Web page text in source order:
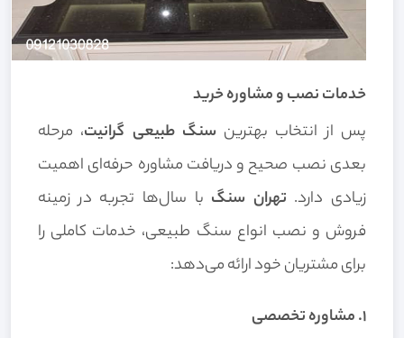
خدمات نصب و مشاوره خرید
پس از انتخاب بهترین سنگ طبیعی گرانیت، مرحله
بعدی نصب صحیح و دریافت مشاوره حرفه‌ای اهمیت
زیادی دارد. تهران سنگ با سال‌ها تجربه در زمینه
فروش و نصب انواع سنگ طبیعی، خدمات کاملی را
برای مشتریان خود ارائه می‌دهد:
۱. مشاوره تخصصی